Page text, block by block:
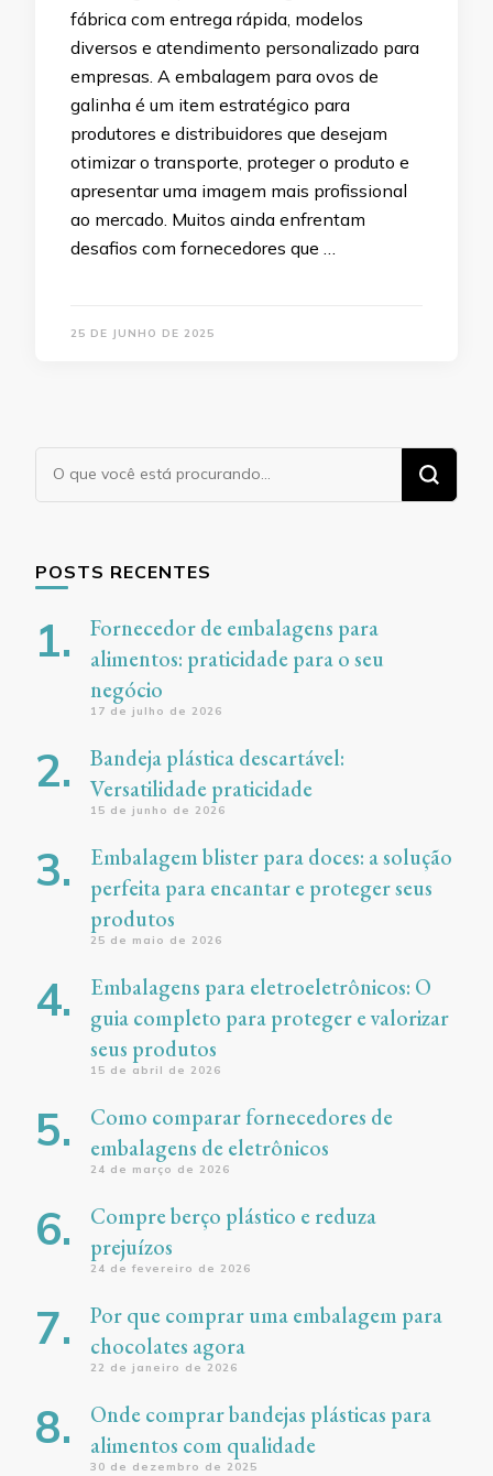
fábrica com entrega rápida, modelos
diversos e atendimento personalizado para
empresas. A embalagem para ovos de
galinha é um item estratégico para
produtores e distribuidores que desejam
otimizar o transporte, proteger o produto e
apresentar uma imagem mais profissional
ao mercado. Muitos ainda enfrentam
desafios com fornecedores que …
25 DE JUNHO DE 2025
Procurando
POSTS RECENTES
Fornecedor de embalagens para
alimentos: praticidade para o seu
negócio
17 de julho de 2026
Bandeja plástica descartável:
Versatilidade praticidade
15 de junho de 2026
Embalagem blister para doces: a solução
perfeita para encantar e proteger seus
produtos
25 de maio de 2026
Embalagens para eletroeletrônicos: O
guia completo para proteger e valorizar
seus produtos
15 de abril de 2026
Como comparar fornecedores de
embalagens de eletrônicos
24 de março de 2026
Compre berço plástico e reduza
prejuízos
24 de fevereiro de 2026
Por que comprar uma embalagem para
chocolates agora
22 de janeiro de 2026
Onde comprar bandejas plásticas para
alimentos com qualidade
30 de dezembro de 2025